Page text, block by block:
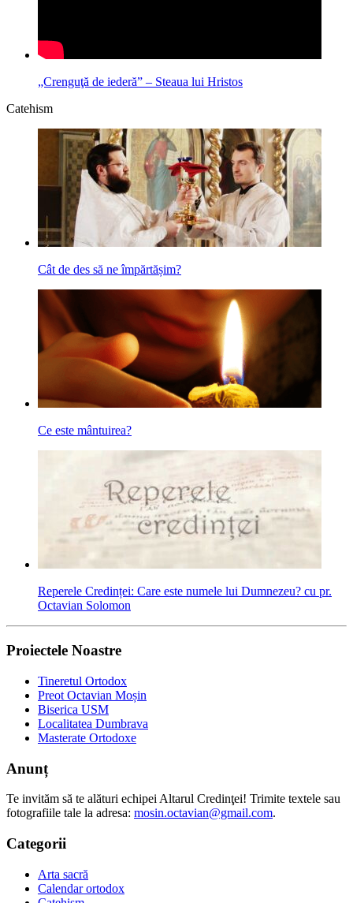
„Crenguţă de iederă” – Steaua lui Hristos
Catehism
Cât de des să ne împărtășim?
Ce este mântuirea?
Reperele Credinței: Care este numele lui Dumnezeu? cu pr.
Octavian Solomon
Proiectele Noastre
Tineretul Ortodox
Preot Octavian Moșin
Biserica USM
Localitatea Dumbrava
Masterate Ortodoxe
Anunț
Te invităm să te alături echipei Altarul Credinţei! Trimite textele sau
fotografiile tale la adresa: mosin.octavian@gmail.com.
Categorii
Arta sacră
Calendar ortodox